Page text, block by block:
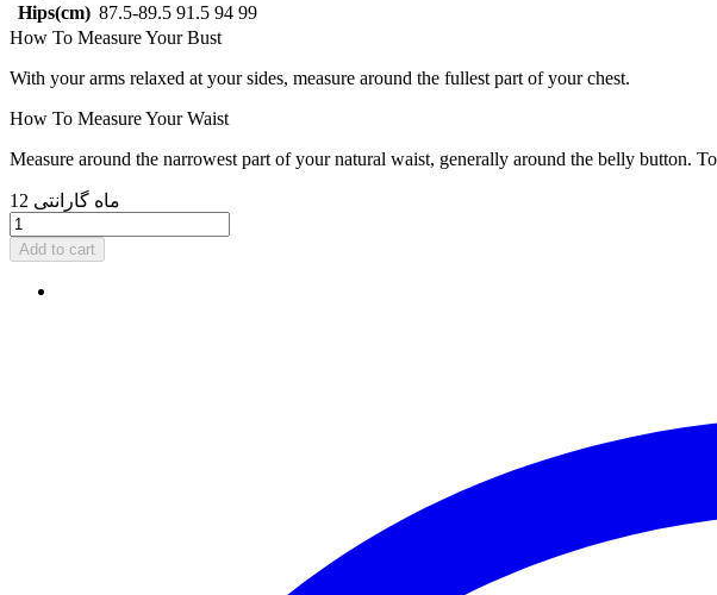
Hips(cm) 87.5-89.5 91.5 94 99
How To Measure Your Bust
With your arms relaxed at your sides, measure around the fullest part of your chest.
How To Measure Your Waist
Measure around the narrowest part of your natural waist, generally around the belly button.
12 ماه گارانتی
Add to cart